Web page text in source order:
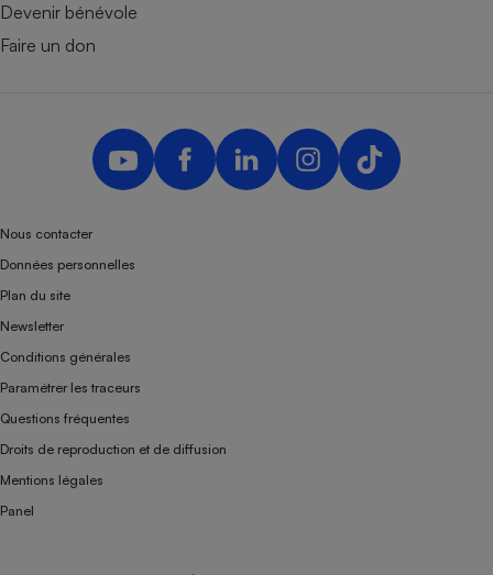
Devenir bénévole
Faire un don
Nous contacter
Données personnelles
Plan du site
Newsletter
Conditions générales
Paramétrer les traceurs
Questions fréquentes
Droits de reproduction et de diffusion
Mentions légales
Panel